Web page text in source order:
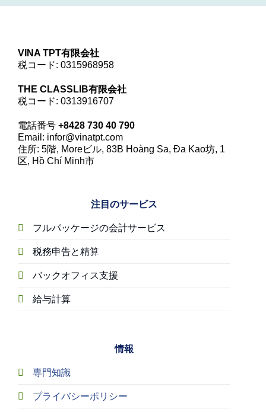
VINA TPT有限会社
税コード: 0315968958
THE CLASSLIB有限会社
税コード: 0313916707
電話番号 +8428 730 40 790
Email: infor@vinatpt.com
住所: 5階, Moreビル, 83B Hoàng Sa, Đa Kao坊, 1
区, Hồ Chí Minh市
注目のサービス
フルパッケージの会計サービス
税務申告と精算
バックオフィス支援
給与計算
情報
専門知識
プライバシーポリシー